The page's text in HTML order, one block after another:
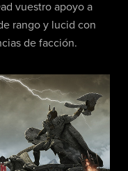
vuestro apoyo a
rango y lucid con
de facción.